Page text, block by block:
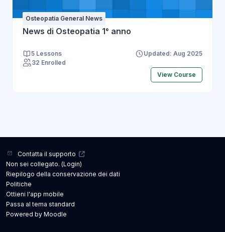
Osteopatia General News
News di Osteopatia 1° anno
5 Lessons
Updated: Aug 2025
32 Enrolled
View Course
Contatta il supporto
Non sei collegato. (Login)
Riepilogo della conservazione dei dati
Politiche
Ottieni l'app mobile
Passa al tema standard
Powered by Moodle